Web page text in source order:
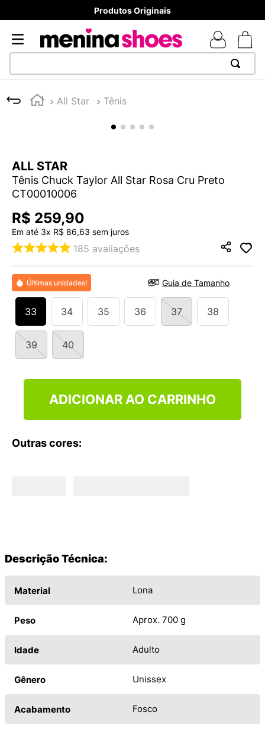
Produtos Originais
All Star Tênis
ALL STAR
Tênis Chuck Taylor All Star Rosa Cru Preto
CT00010006
R$ 259,90
Em até 3x R$ 86,63 sem juros
185 avaliações
Últimas unidades! Guia de Tamanho
33 34 35 36 37 38
39 40
ADICIONAR AO CARRINHO
Outras cores:
Descrição Técnica:
Material Lona
Peso Aprox. 700 g
Idade Adulto
Gênero Unissex
Acabamento Fosco
1
TÊNIS NEWS BALANCE 530
4º
TÊNIS VEJA WHITE
5º
ADIDAS
º
7 º
MELISSA SLIDE
8º
NEW BALANCE 204L
10º VANS TÊNIS VANS ULTRARANGE